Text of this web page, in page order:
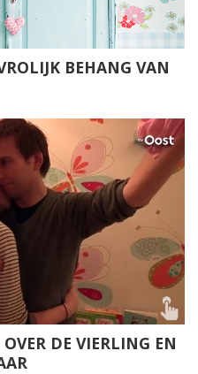
BEHANG VAN
DE VIERLING EN